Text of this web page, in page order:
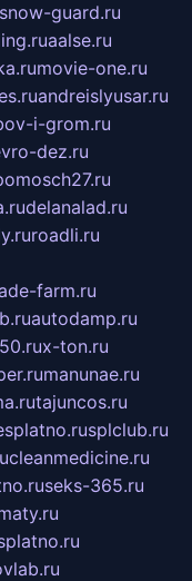
snow-guard.ru
aalse.ru
movie-one.ru
andreislyusar.ru
i-grom.ru
dez.ru
delanalad.ru
roadli.ru
farm.ru
autodamp.ru
x-ton.ru
manunae.ru
tajuncos.ru
splclub.ru
cleanmedicine.ru
seks-365.ru